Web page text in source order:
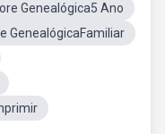
Genealógica5 Ano
GenealógicaFamiliar